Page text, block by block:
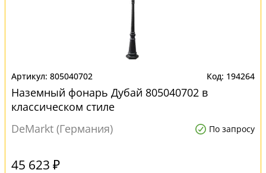
805040702 194264
Наземный фонарь Дубай 805040702 в
классическом стиле
DeMarkt (Германия)
По запросу
45 623 ₽